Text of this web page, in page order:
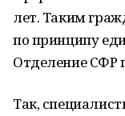
лет. Таким
по принципу
Отделение СФР
Так,